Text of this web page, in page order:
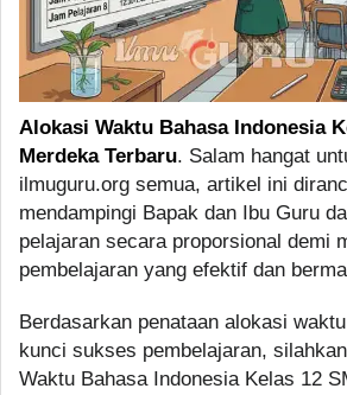
Alokasi Waktu Bahasa Indonesia
Merdeka Terbaru. Salam hangat
ilmuguru.org semua, artikel ini
mendampingi Bapak dan Ibu Guru
pelajaran secara proporsional demi
pembelajaran yang efektif dan
Berdasarkan penataan alokasi
kunci sukses pembelajaran,
Waktu Bahasa Indonesia Kelas 12